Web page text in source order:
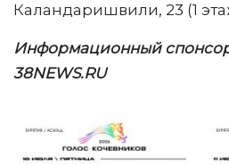
Каландаришвили, 23 (1
Информационный
38NEWS.RU